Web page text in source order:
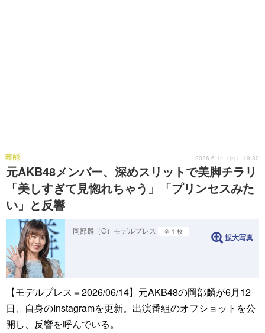
元AKB48メンバー、深めスリットで美脚チラリ
「美しすぎて見惚れちゃう」「プリンセスみた
い」と反響
芸能 2026.6.14（日） 19:30
岡部麟（C）モデルプレス 全 1 枚
拡大写真
【モデルプレス＝2026/06/14】元AKB48の岡部麟が6月12
日、自身のInstagramを更新。出演番組のオフショットを公
開し、反響を呼んでいる。